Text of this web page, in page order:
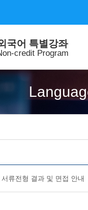
국어 특별강좌
credit Program
류전형 결과 및 면접 안내